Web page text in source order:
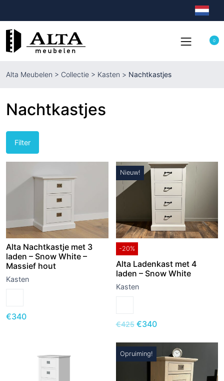
0
Alta Meubelen > Collectie > Kasten > Nachtkastjes
Nachtkastjes
Filter
Alta Nachtkastje met 3
laden – Snow White –
Massief hout
Kasten
€340
Nieuw!
-20%
Alta Ladenkast met 4
laden – Snow White
Kasten
€425 Oorspronkelijke
was:
€425.
€340Huidige
is:
€340.
Opruiming!